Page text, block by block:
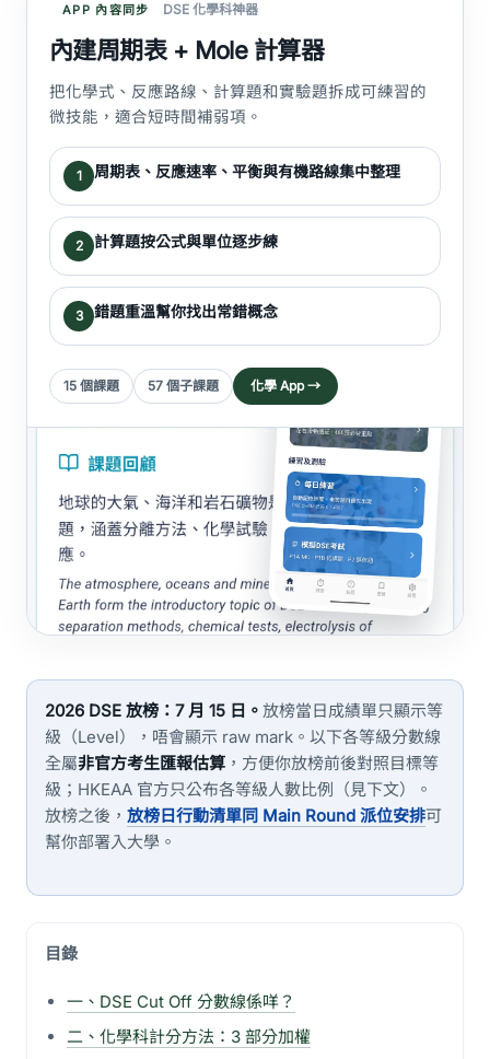
APP 內容同步 DSE 化學科神器
內建周期表 + Mole 計算器
把化學式、反應路線、計算題和實驗題拆成可練習的
微技能，適合短時間補弱項。
1 周期表、反應速率、平衡與有機路線集中整理
2 計算題按公式與單位逐步練
3 錯題重溫幫你找出常錯概念
15 個課題 57 個子課題 化學 App →
2026 DSE 放榜：7 月 15 日。 放榜當日成績單只顯示等
級（Level），唔會顯示 raw mark。以下各等級分數線
全屬非官方考生匯報估算 ，方便你放榜前後對照目標等
級；HKEAA 官方只公布各等級人數比例（見下文）。
放榜之後， 放榜日行動清單同 Main Round 派位安排可
幫你部署入大學。
目錄
一、DSE Cut Off 分數線係咩？
二、化學科計分方法：3 部分加權